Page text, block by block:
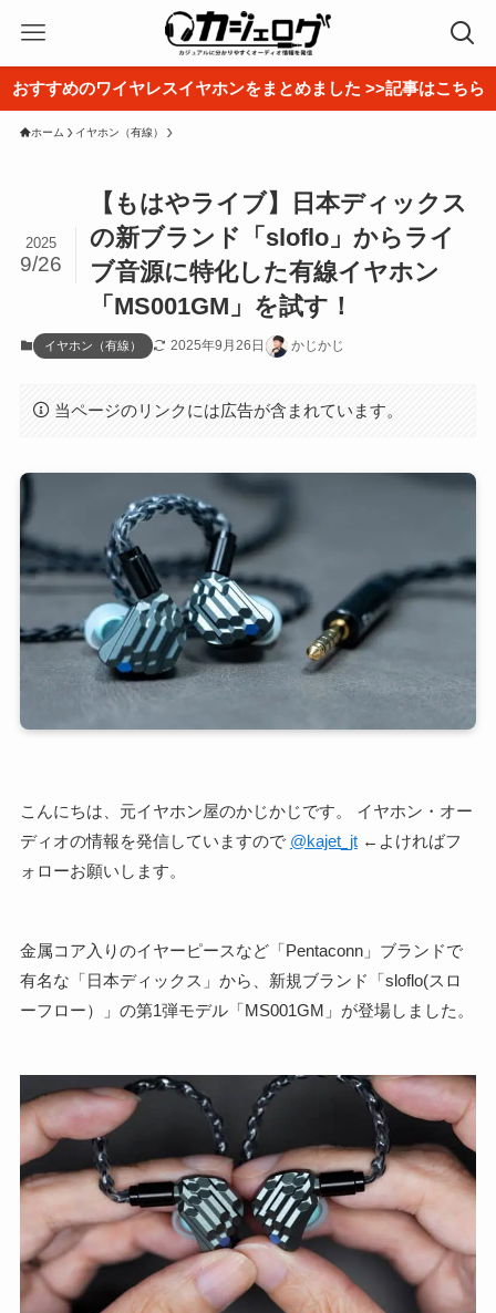
おすすめのワイヤレスイヤホンをまとめました >>記事はこちら
ホーム イヤホン（有線）
【もはやライブ】日本ディックス
の新ブランド「sloflo」からライ
ブ音源に特化した有線イヤホン
「MS001GM」を試す！
2025
9/26
イヤホン（有線） 2025年9月26日 かじかじ
当ページのリンクには広告が含まれています。
こんにちは、元イヤホン屋のかじかじです。 イヤホン・オー
ディオの情報を発信していますので @kajet_jt←よければフ
ォローお願いします。
金属コア入りのイヤーピースなど「Pentaconn」ブランドで
有名な「日本ディックス」から、新規ブランド「sloflo(スロ
ーフロー）」の第1弾モデル「MS001GM」が登場しました。